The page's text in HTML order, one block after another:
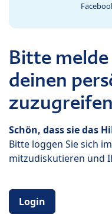
Bitte
deinen
Schön, dass sie das
Bitte loggen Sie sich
mitzudiskutieren und
Login